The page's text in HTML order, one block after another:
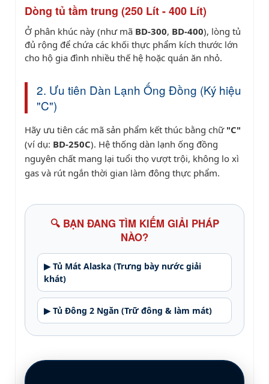
Dòng tủ tầm trung (250 Lít - 400 Lít)
Ở phân khúc này (như mã BD-300, BD-400), lòng tủ
đủ rộng để chứa các khối thực phẩm kích thước lớn
cho hộ gia đình nhiều thế hệ hoặc quán ăn nhỏ.
2. Ưu tiên Dàn Lạnh Ống Đồng (Ký hiệu
"C")
Hãy ưu tiên các mã sản phẩm kết thúc bằng chữ "C"
(ví dụ: BD-250C). Hệ thống dàn lạnh ống đồng
nguyên chất mang lại tuổi thọ vượt trội, không lo xì
gas và rút ngắn thời gian làm đông thực phẩm.
🔍 BẠN ĐANG TÌM KIẾM GIẢI PHÁP
NÀO?
▶ Tủ Mát Alaska (Trưng bày nước giải
khát)
▶ Tủ Đông 2 Ngăn (Trữ đông & làm mát)